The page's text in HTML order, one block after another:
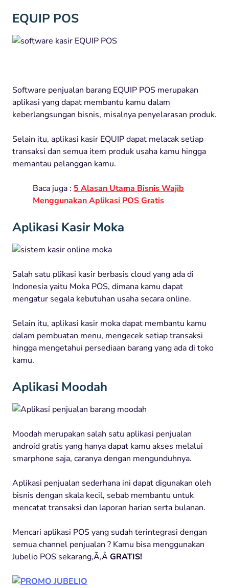
EQUIP POS
Software penjualan barang EQUIP POS merupakan
aplikasi yang dapat membantu kamu dalam
keberlangsungan bisnis, misalnya penyelarasan produk.
Selain itu, aplikasi kasir EQUIP dapat melacak setiap
transaksi dan semua item produk usaha kamu hingga
memantau pelanggan kamu.
Baca juga : 5 Alasan Utama Bisnis Wajib
Menggunakan Aplikasi POS Gratis
Aplikasi Kasir Moka
Salah satu plikasi kasir berbasis cloud yang ada di
Indonesia yaitu Moka POS, dimana kamu dapat
mengatur segala kebutuhan usaha secara online.
Selain itu, aplikasi kasir moka dapat membantu kamu
dalam pembuatan menu, mengecek setiap transaksi
hingga mengetahui persediaan barang yang ada di toko
kamu.
Aplikasi Moodah
Moodah merupakan salah satu aplikasi penjualan
android gratis yang hanya dapat kamu akses melalui
smarphone saja, caranya dengan mengunduhnya.
Aplikasi penjualan sederhana ini dapat digunakan oleh
bisnis dengan skala kecil, sebab membantu untuk
mencatat transaksi dan laporan harian serta bulanan.
Mencari aplikasi POS yang sudah terintegrasi dengan
semua channel penjualan ? Kamu bisa menggunakan
Jubelio POS sekarang,Ã‚ÂGRATIS!